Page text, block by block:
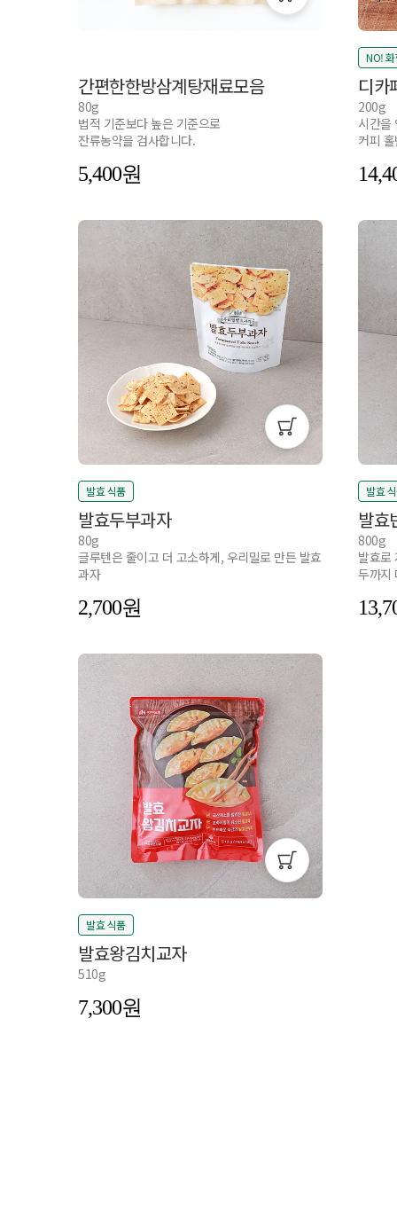
간편한한방삼계탕재료모음
80g
법적 기준보다 높은 기준으로
잔류농약을 검사합니다.
5,400
NO!
디카
200g
시간을
커피
발효 식품
발효두부과자
80g
글루텐은 줄이고 더 고소하게, 우리밀로 만든 발효
과자
2,700
발효
발효
800g
발효로
두까지
발효 식품
발효왕김치교자
510g
7,300